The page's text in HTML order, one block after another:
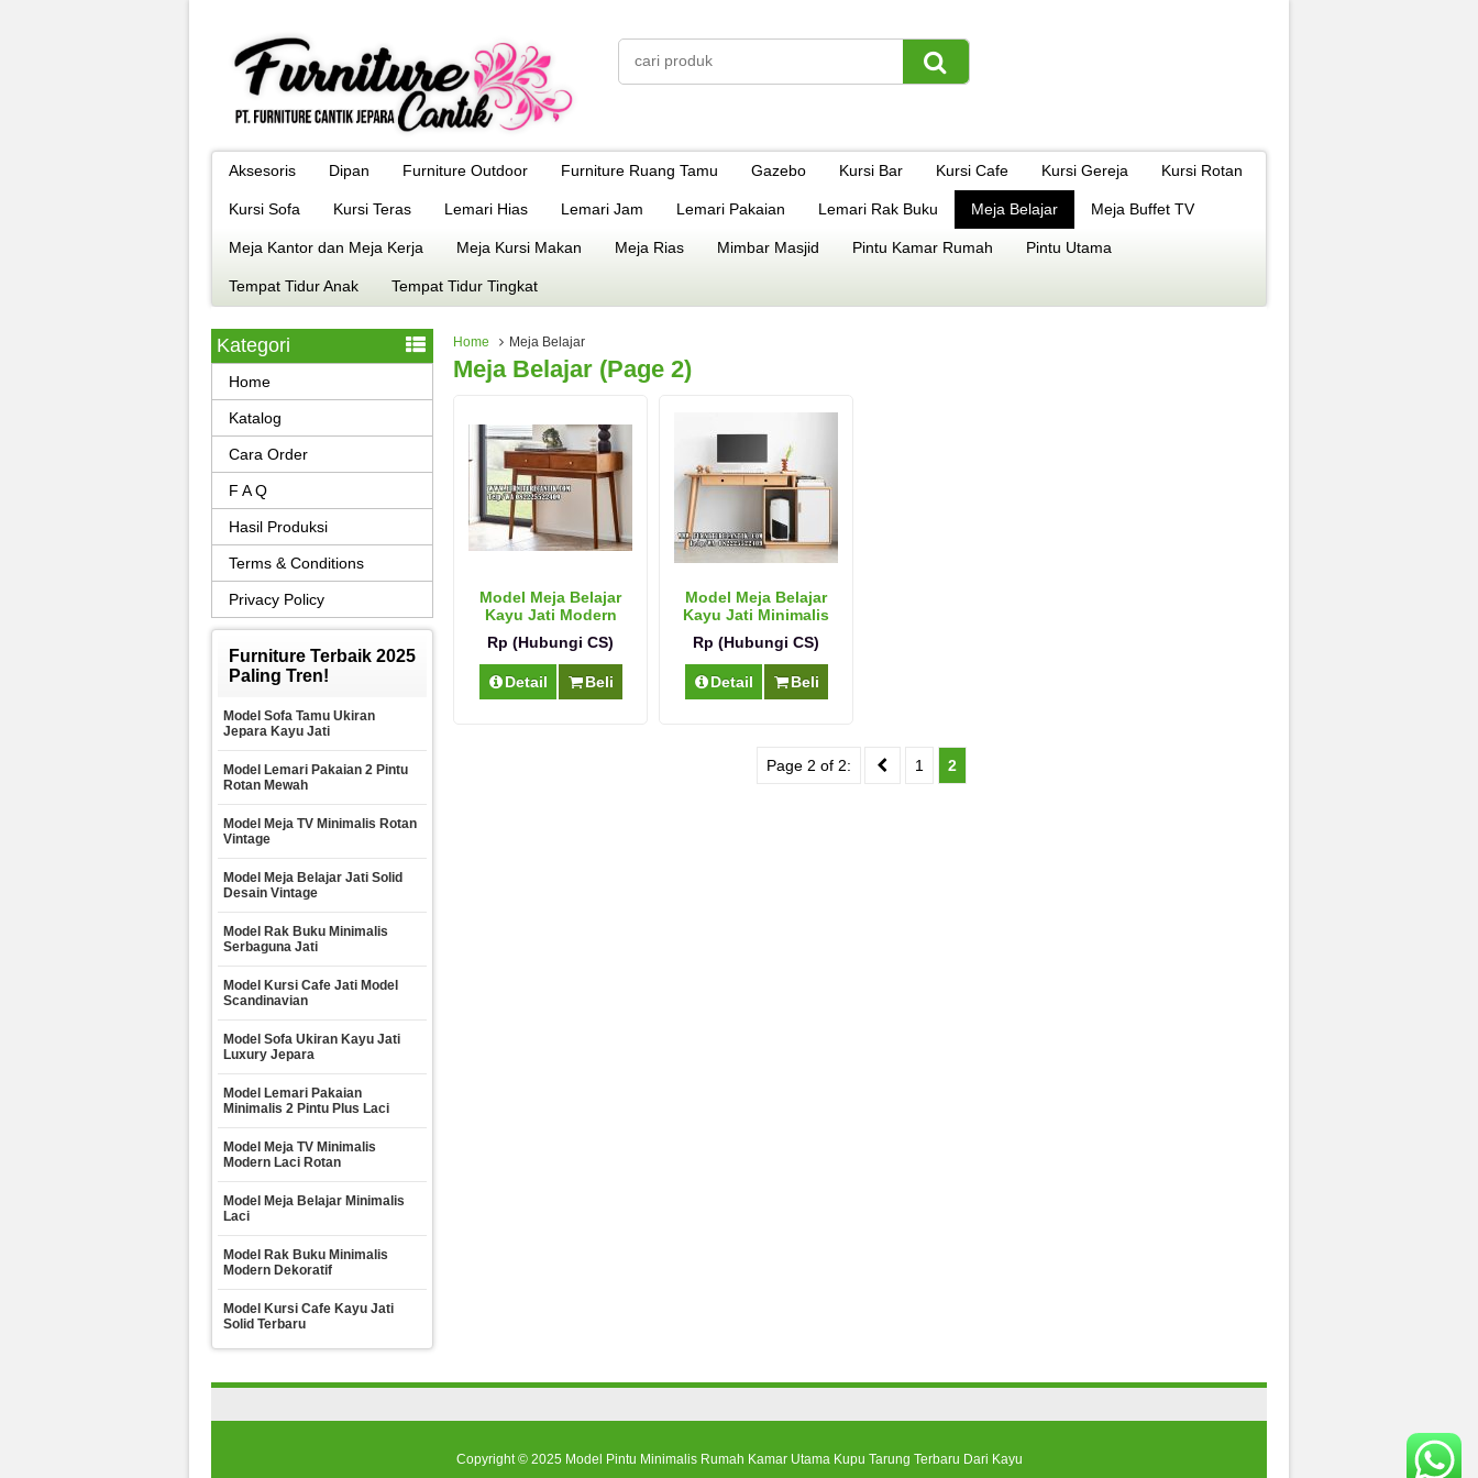
Aksesoris Dipan Furniture Outdoor Furniture Ruang Tamu Gazebo Kursi Bar Kursi Cafe Kursi Gereja Kursi Rotan
Kursi Sofa Kursi Teras Lemari Hias Lemari Jam Lemari Pakaian Lemari Rak Buku Meja Belajar Meja Buffet TV
Meja Kantor dan Meja Kerja Meja Kursi Makan Meja Rias Mimbar Masjid Pintu Kamar Rumah Pintu Utama
Tempat Tidur Anak Tempat Tidur Tingkat
Home Meja Belajar
Meja Belajar (page 2)
Model Meja Belajar
Kayu Jati Modern
Rp (Hubungi CS)
Detail Beli
Model Meja Belajar
Kayu Jati Minimalis
Rp (Hubungi CS)
Detail Beli
Page 2 of 2: 1 2
Kategori
Home
Katalog
Cara Order
F A Q
Hasil Produksi
Terms & Conditions
Privacy Policy
Furniture Terbaik 2025
Paling Tren!
Model Sofa Tamu Ukiran
Jepara Kayu Jati
Model Lemari Pakaian 2 Pintu
Rotan Mewah
Model Meja TV Minimalis Rotan
Vintage
Model Meja Belajar Jati Solid
Desain Vintage
Model Rak Buku Minimalis
Serbaguna Jati
Model Kursi Cafe Jati Model
Scandinavian
Model Sofa Ukiran Kayu Jati
Luxury Jepara
Model Lemari Pakaian
Minimalis 2 Pintu Plus Laci
Model Meja TV Minimalis
Modern Laci Rotan
Model Meja Belajar Minimalis
Laci
Model Rak Buku Minimalis
Modern Dekoratif
Model Kursi Cafe Kayu Jati
Solid Terbaru
Copyright © 2025 Model Pintu Minimalis Rumah Kamar Utama Kupu Tarung Terbaru Dari Kayu